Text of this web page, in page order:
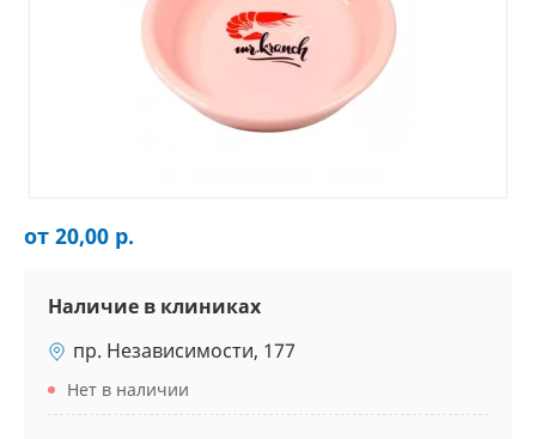
от 20,00 р.
Наличие в клиниках
пр. Независимости, 177
Нет в наличии